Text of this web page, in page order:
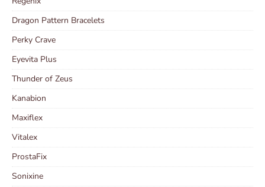
Dragon Pattern Bracelets
Perky Crave
Eyevita Plus
Thunder of Zeus
Kanabion
Maxiflex
Vitalex
ProstaFix
Sonixine